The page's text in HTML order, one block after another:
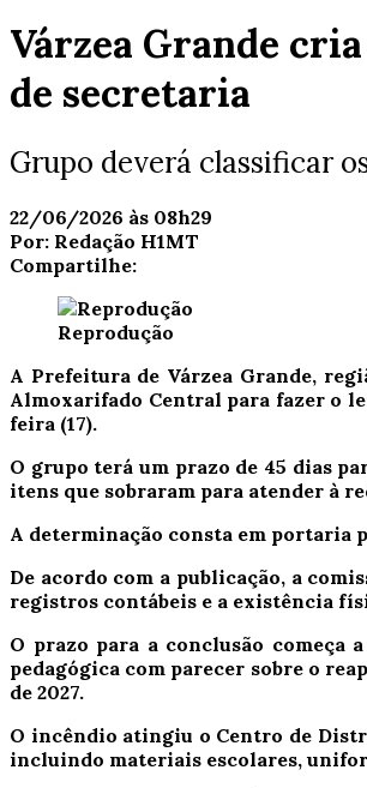
Várzea Grande
de secretaria
Grupo deverá classificar
22/06/2026 às 08h29
Por: Redação H1MT
Compartilhe:
Reprodução
A Prefeitura de Várzea Grande,
Almoxarifado Central para fazer o
feira (17).
O grupo terá um prazo de 45 dias
itens que sobraram para atender à
A determinação consta em portaria
De acordo com a publicação, a
registros contábeis e a existência
O prazo para a conclusão
pedagógica com parecer sobre o
de 2027.
O incêndio atingiu o Centro de
incluindo materiais escolares,